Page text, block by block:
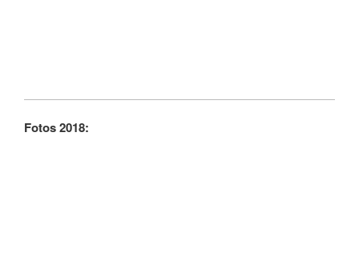
Fotos 2018: